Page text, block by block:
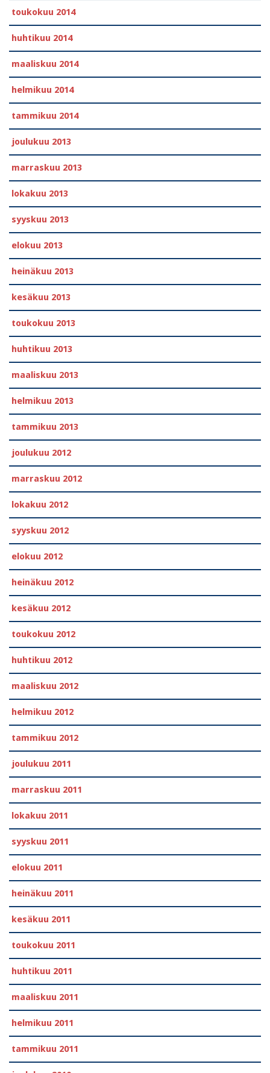
toukokuu 2014
huhtikuu 2014
maaliskuu 2014
helmikuu 2014
tammikuu 2014
joulukuu 2013
marraskuu 2013
lokakuu 2013
syyskuu 2013
elokuu 2013
heinäkuu 2013
kesäkuu 2013
toukokuu 2013
huhtikuu 2013
maaliskuu 2013
helmikuu 2013
tammikuu 2013
joulukuu 2012
marraskuu 2012
lokakuu 2012
syyskuu 2012
elokuu 2012
heinäkuu 2012
kesäkuu 2012
toukokuu 2012
huhtikuu 2012
maaliskuu 2012
helmikuu 2012
tammikuu 2012
joulukuu 2011
marraskuu 2011
lokakuu 2011
syyskuu 2011
elokuu 2011
heinäkuu 2011
kesäkuu 2011
toukokuu 2011
huhtikuu 2011
maaliskuu 2011
helmikuu 2011
tammikuu 2011